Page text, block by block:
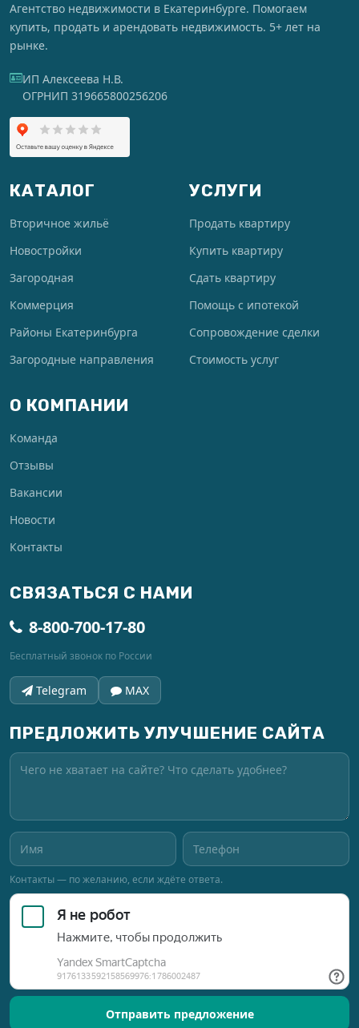
Агентство недвижимости в Екатеринбурге. Помогаем
купить, продать и арендовать недвижимость. 5+ лет на
рынке.
ИП Алексеева Н.В.
ОГРНИП 319665800256206
КАТАЛОГ
Вторичное жильё
Новостройки
Загородная
Коммерция
Районы Екатеринбурга
Загородные направления
УСЛУГИ
Продать квартиру
Купить квартиру
Сдать квартиру
Помощь с ипотекой
Сопровождение сделки
Стоимость услуг
О КОМПАНИИ
Команда
Отзывы
Вакансии
Новости
Контакты
СВЯЗАТЬСЯ С НАМИ
8-800-700-17-80
Бесплатный звонок по России
Telegram MAX
ПРЕДЛОЖИТЬ УЛУЧШЕНИЕ САЙТА
Контакты — по желанию, если ждёте ответа.
Отправить предложение